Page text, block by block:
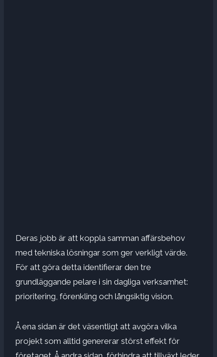
Deras jobb är att koppla samman affärsbehov
med tekniska lösningar som ger verkligt värde.
För att göra detta identifierar den tre
grundläggande pelare i sin dagliga verksamhet:
prioritering, förenkling och långsiktig vision.
Å ena sidan är det väsentligt att avgöra vilka
projekt som alltid genererar störst effekt för